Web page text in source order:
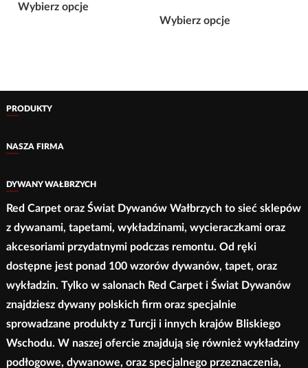
Wybierz opcje
produkt
Opcje
produktu
Wybierz opcje
produktu
PRODUKTY
NASZA FIRMA
DYWANY WAŁBRZYCH
Red Carpet oraz Świat Dywanów Wałbrzych to sieć sklepów
z dywanami, tapetami, wykładzinami, wycieraczkami oraz
akcesoriami przydatnymi podczas remontu. Od ręki
dostępne jest ponad 100 wzorów dywanów, tapet, oraz
wykładzin. Tylko w salonach Red Carpet i Świat Dywanów
znajdziesz dywany polskich firm oraz specjalnie
sprowadzane produkty z Turcji i innych krajów Bliskiego
Wschodu. W naszej ofercie znajdują się również wykładziny
podłogowe, dywanowe, oraz specjalnego przeznaczenia,